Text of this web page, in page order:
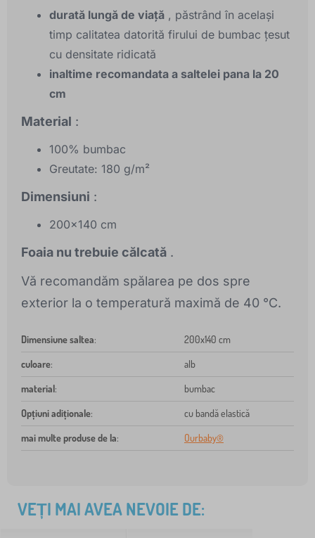
durată lungă de viață , păstrând în același
timp calitatea datorită firului de bumbac țesut
cu densitate ridicată
inaltime recomandata a saltelei pana la 20
cm
Material :
100% bumbac
Greutate: 180 g/m²
Dimensiuni :
200x140 cm
Foaia nu trebuie călcată .
Vă recomandăm spălarea pe dos spre
exterior la o temperatură maximă de 40 °C.
Dimensiune saltea: 200x140 cm
culoare: alb
material: bumbac
Opțiuni adiționale: cu bandă elastică
mai multe produse de la: Ourbaby®
VEȚI MAI AVEA NEVOIE DE: